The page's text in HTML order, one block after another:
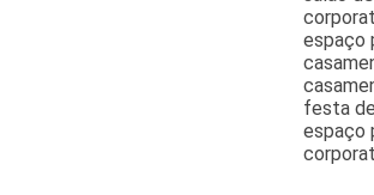
espaço
festa
espaço